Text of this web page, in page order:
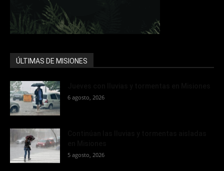
ÚLTIMAS DE MISIONES
6 agosto, 2026
5 agosto, 2026